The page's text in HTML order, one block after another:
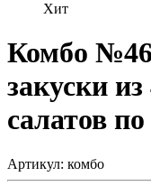
Хит
Комбо
закуски
салатов
Артикул: комбо